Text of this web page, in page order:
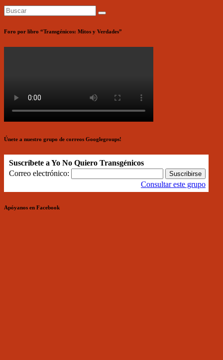
Foro por libro “Transgénicos: Mitos y Verdades”
Únete a nuestro grupo de correos Googlegroups!
Suscríbete a Yo No Quiero Transgénicos
Correo electrónico:
Consultar este grupo
Apóyanos en Facebook